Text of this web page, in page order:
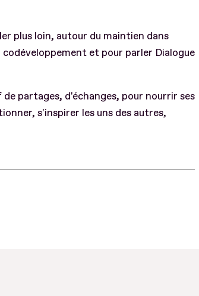
plus loin, autour du maintien dans
et pour parler Dialogue
partages, d'échanges, pour nourrir ses
s'inspirer les uns des autres,